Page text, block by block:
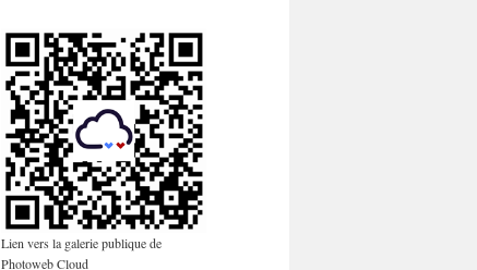
Lien vers la galerie publique de
Photoweb Cloud